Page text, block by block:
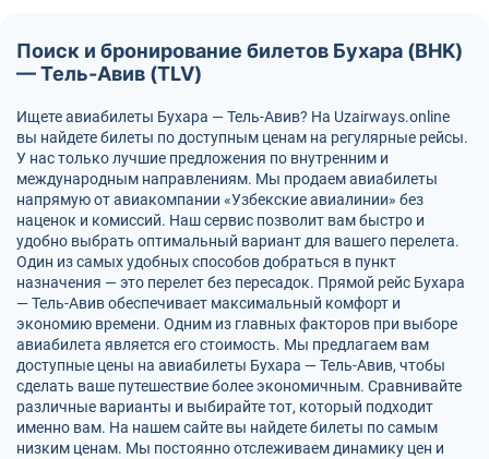
Поиск и бронирование билетов Бухара (BHK)
— Тель-Авив (TLV)
Ищете авиабилеты Бухара — Тель-Авив? На Uzairways.online
вы найдете билеты по доступным ценам на регулярные рейсы.
У нас только лучшие предложения по внутренним и
международным направлениям. Мы продаем авиабилеты
напрямую от авиакомпании «Узбекские авиалинии» без
наценок и комиссий. Наш сервис позволит вам быстро и
удобно выбрать оптимальный вариант для вашего перелета.
Один из самых удобных способов добраться в пункт
назначения — это перелет без пересадок. Прямой рейс Бухара
— Тель-Авив обеспечивает максимальный комфорт и
экономию времени. Одним из главных факторов при выборе
авиабилета является его стоимость. Мы предлагаем вам
доступные цены на авиабилеты Бухара — Тель-Авив, чтобы
сделать ваше путешествие более экономичным. Сравнивайте
различные варианты и выбирайте тот, который подходит
именно вам. На нашем сайте вы найдете билеты по самым
низким ценам. Мы постоянно отслеживаем динамику цен и